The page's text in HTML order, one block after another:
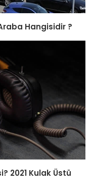
Hangisidir ?
2021 Kulak Üstü